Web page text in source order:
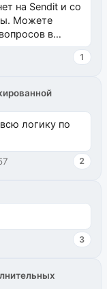
на Sendit и со
Можете
в
пуст, и,...
1
логику по
2
3